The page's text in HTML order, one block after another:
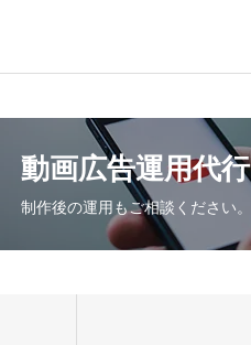
動画広告運用代行
制作後の運用もご相談ください。